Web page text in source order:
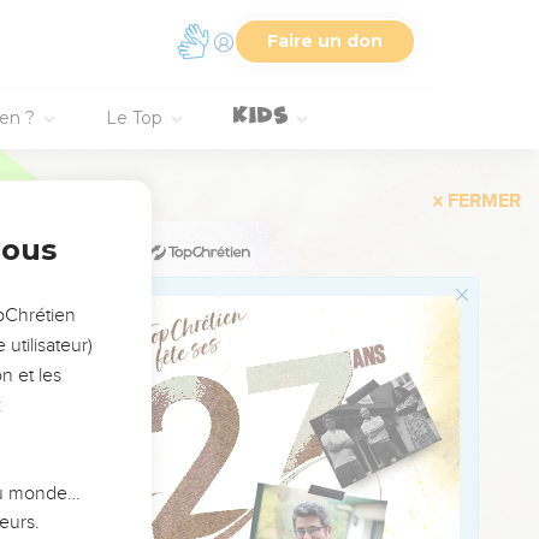
Faire un don
? Le Top
bien-aimés, mais
en notre pays.
utilisateur)
et les
monde…